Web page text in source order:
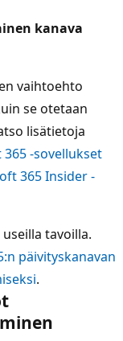
kanava
vaihtoehto
se otetaan
lisätietoja
-sovellukset
365 Insider -
tavoilla.
päivityskanavan
.